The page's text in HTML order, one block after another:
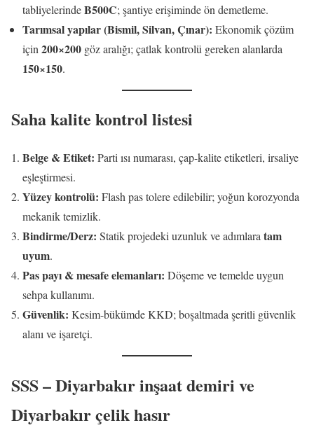
tabliyelerindeB500C; şantiye erişiminde ön demetleme.
Tarımsal yapılar (Bismil, Silvan, Çınar): Ekonomik çözüm
için 200×200 göz aralığı; çatlak kontrolü gereken alanlarda
150×150.
Saha kalite kontrol listesi
Belge & Etiket: Parti ısı numarası, çap-kalite etiketleri, irsaliye
eşleştirmesi.
Yüzey kontrolü: Flash pas tolere edilebilir; yoğun korozyonda
mekanik temizlik.
Bindirme/Derz: Statik projedeki uzunluk ve adımlaratam
uyum.
Pas payı & mesafe elemanları: Döşeme ve temelde uygun
sehpa kullanımı.
Güvenlik: Kesim-bükümde KKD; boşaltmada şeritli güvenlik
alanı ve işaretçi.
SSS – Diyarbakır inşaat demiri ve
Diyarbakır çelik hasır